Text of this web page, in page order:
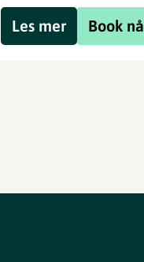
Book nå
Les mer